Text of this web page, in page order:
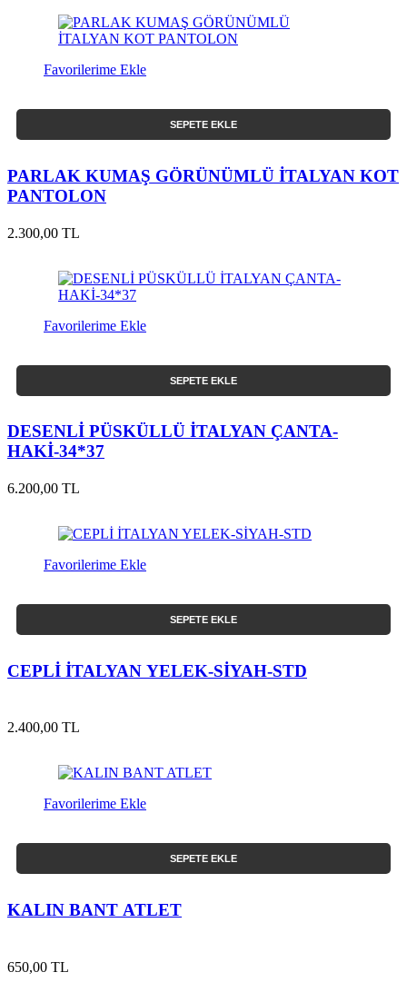
Favorilerime Ekle
SEPETE EKLE
PARLAK KUMAŞ GÖRÜNÜMLÜ İTALYAN KOT
PANTOLON
2.300,00 TL
Favorilerime Ekle
SEPETE EKLE
DESENLİ PÜSKÜLLÜ İTALYAN ÇANTA-
HAKİ-34*37
6.200,00 TL
Favorilerime Ekle
SEPETE EKLE
CEPLİ İTALYAN YELEK-SİYAH-STD
2.400,00 TL
Favorilerime Ekle
SEPETE EKLE
KALIN BANT ATLET
650,00 TL